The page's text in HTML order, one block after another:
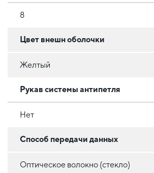
8
Цвет внешн оболочки
Желтый
Рукав системы антипетля
Нет
Способ передачи данных
Оптическое волокно (стекло)